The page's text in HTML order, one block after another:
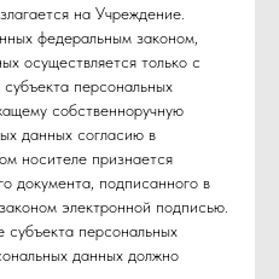
на Учреждение.
федеральным законом,
осуществляется только с
персональных
собственноручную
данных согласию в
носителе признается
документа, подписанного в
электронной подписью.
персональных
данных должно